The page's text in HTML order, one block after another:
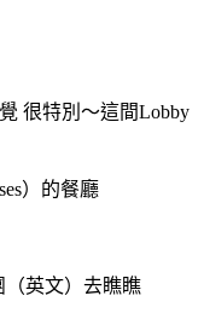
很特別～這間Lobby
）的餐廳
（英文）去瞧瞧